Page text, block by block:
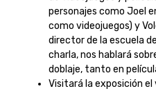
personajes como Joel
como videojuegos) y
director de la escuela
charla, nos hablará
doblaje, tanto en
Visitará la exposición